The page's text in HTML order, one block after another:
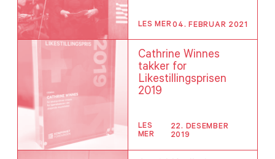
LES MER04. FEBRUAR 2021
Cathrine Winnes
takker for
Likestillingsprisen
2019
LES
MER
22. DESEMBER
2019